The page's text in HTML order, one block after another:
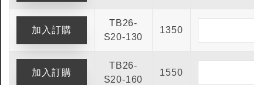
TB26-
S20-130
1350
TB26-
S20-160
1550